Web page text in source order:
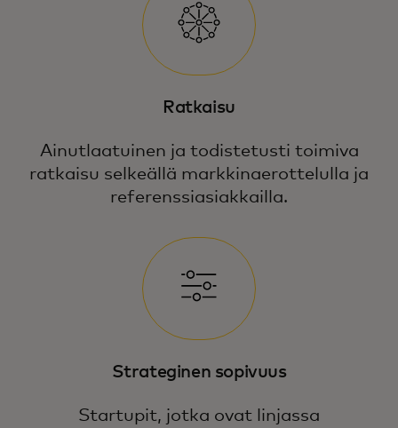
Ratkaisu
Ainutlaatuinen ja todistetusti toimiva
ratkaisu selkeällä markkina­erottelulla ja
referenssi­asiakkailla.
Strateginen sopivuus
Startupit, jotka ovat linjassa